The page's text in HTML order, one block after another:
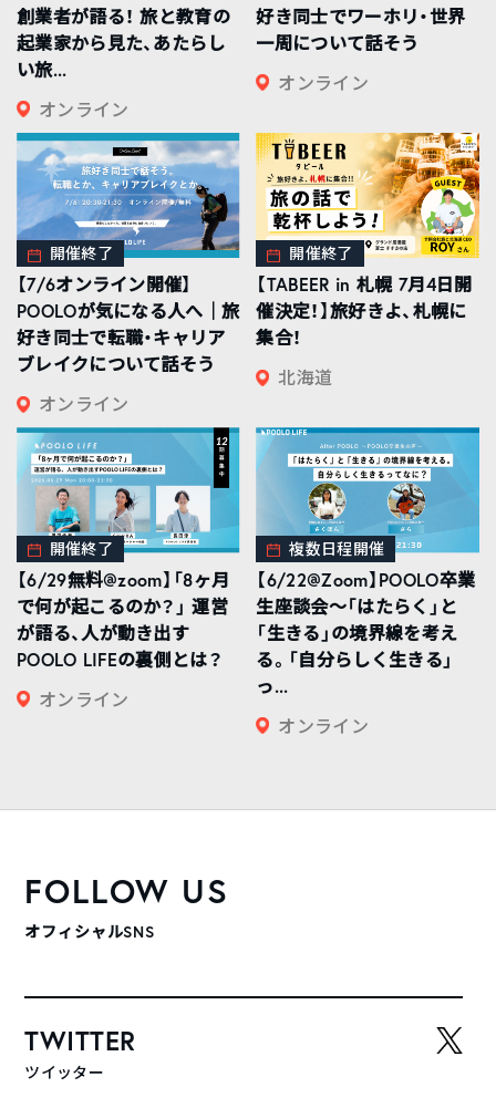
創業者が語る！ 旅と教育の
起業家から見た、あたらし
い旅...
オンライン
好き同士でワーホリ・世界
一周について話そう
オンライン
開催終了
【7/6オンライン開催】
POOLOが気になる人へ｜旅
好き同士で転職・キャリア
ブレイクについて話そう
オンライン
開催終了
【TABEER in 札幌 7月4日開
催決定！】旅好きよ、札幌に
集合！
北海道
開催終了
【6/29無料@zoom】「8ヶ月
で何が起こるのか？」 運営
が語る、人が動き出す
POOLO LIFEの裏側とは？
オンライン
複数日程開催
【6/22@Zoom】POOLO卒業
生座談会〜「はたらく」と
「生きる」の境界線を考え
る。「自分らしく生きる」
っ...
オンライン
FOLLOW US
オフィシャルSNS
TWITTER
ツイッター